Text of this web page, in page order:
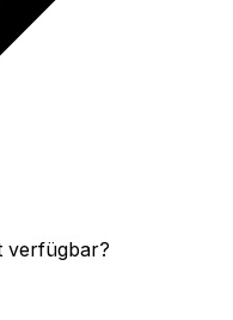
verfügbar?